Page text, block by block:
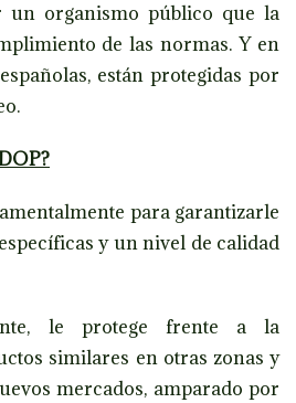
un organismo público que la
de las normas. Y en
están protegidas por
para garantizarle
y un nivel de calidad
le protege frente a la
similares en otras zonas y
mercados, amparado por